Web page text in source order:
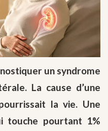
un syndrome
La cause d’une
la vie. Une
touche pourtant 1%